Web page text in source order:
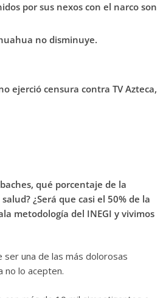
por sus nexos con el narco son
no disminuye.
ejerció censura contra TV Azteca,
qué porcentaje de la
¿Será que casi el 50% de la
metodología del INEGI y vivimos
ser una de las más dolorosas
no lo acepten.